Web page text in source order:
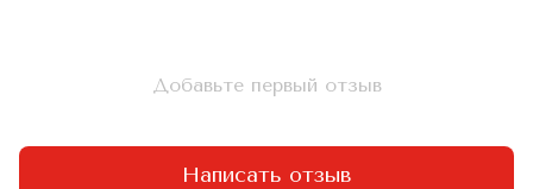
Добавьте первый отзыв
Написать отзыв